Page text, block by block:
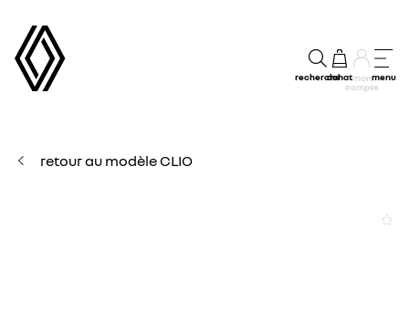
rechercheachatmon
compte
menu
retour au modèle CLIO